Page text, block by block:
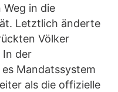
in die
Letztlich änderte
Völker
In der
Mandatssystem
als die offizielle